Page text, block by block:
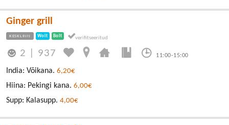
Ginger grill
KESKLINN Wolt Bolt
2 937 11:00-15:00
India: Võikana. 6,20€
Hiina: Pekingi kana. 6,00€
Supp: Kalasupp. 4,00€